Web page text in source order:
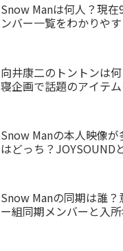
Snow Manは何人？現在
ンバー一覧をわかりや
向井康二のトントンは
寝企画で話題のアイテ
Snow Manの本人映像が
はどっち？JOYSOUND
Snow Manの同期は誰？
ー組同期メンバーと入